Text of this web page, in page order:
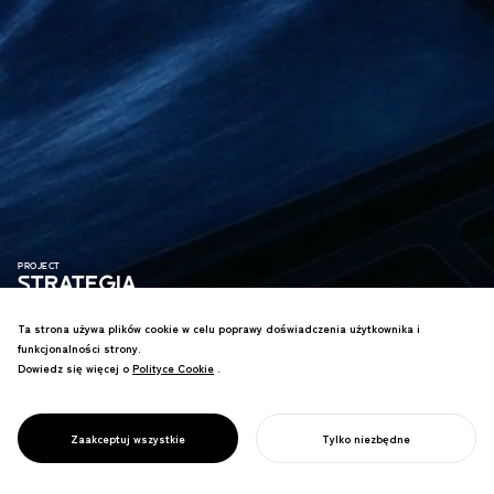
PROJECT
STRATEGIA
ZARZĄDZANIA
BEZPIECZEŃSTWEM
JĄDROWYCH W
JAPONII
radioaktywnych, mostem do przyszłości
energii odnawialnej.
Ta strona używa plików cookie w celu poprawy doświadczenia użytkownika i
funkcjonalności strony.
Dowiedz się więcej o Polityce Cookie
Polityce Cookie .
Zaakceptuj wszystkie Tylko niezbędne